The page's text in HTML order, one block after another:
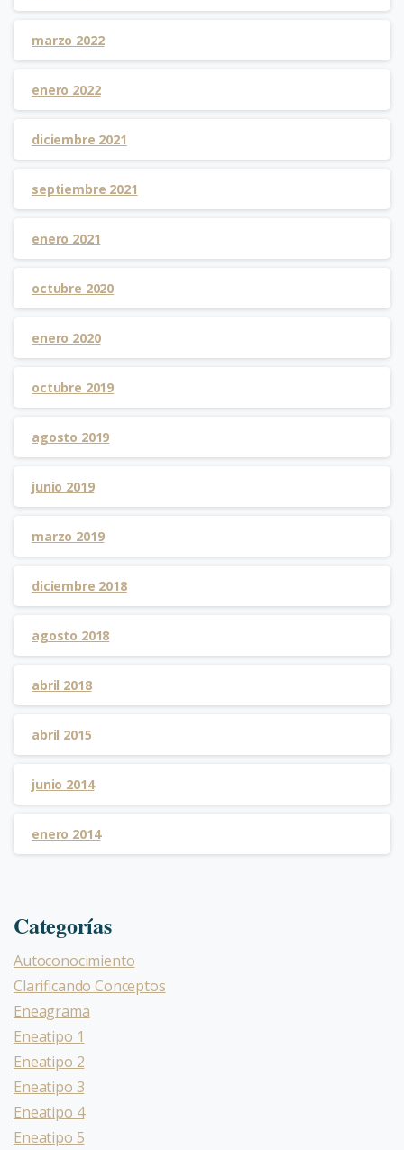
marzo 2022
enero 2022
diciembre 2021
septiembre 2021
enero 2021
octubre 2020
enero 2020
octubre 2019
agosto 2019
junio 2019
marzo 2019
diciembre 2018
agosto 2018
abril 2018
abril 2015
junio 2014
enero 2014
Categorías
Autoconocimiento
Clarificando Conceptos
Eneagrama
Eneatipo 1
Eneatipo 2
Eneatipo 3
Eneatipo 4
Eneatipo 5